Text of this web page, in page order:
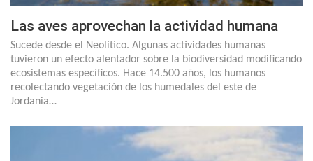
Las aves aprovechan la actividad humana
Sucede desde el Neolítico. Algunas actividades humanas
tuvieron un efecto alentador sobre la biodiversidad modificando
ecosistemas específicos. Hace 14.500 años, los humanos
recolectando vegetación de los humedales del este de
Jordania…